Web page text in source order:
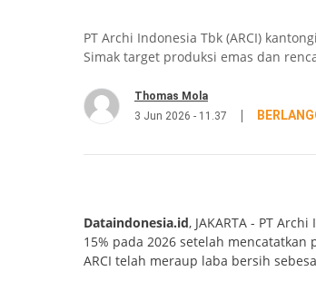
PT Archi Indonesia Tbk (ARCI)
Simak target produksi emas dan
Thomas Mola
3 Jun 2026 - 11.37
Dataindonesia.id, JAKARTA - PT
15% pada 2026 setelah mencatatkan
ARCI telah meraup laba bersih